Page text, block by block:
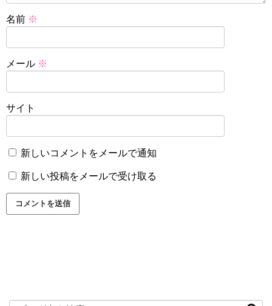
名前 ※
メール ※
サイト
新しいコメントをメールで通知
新しい投稿をメールで受け取る